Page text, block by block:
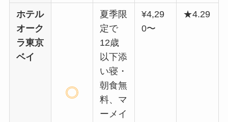
ホテル
オーク
ラ東京
ベイ
夏季限
定で
12歳
以下添
い寝・
朝食無
料、マ
ーメイ
¥4,29
0〜
★4.29